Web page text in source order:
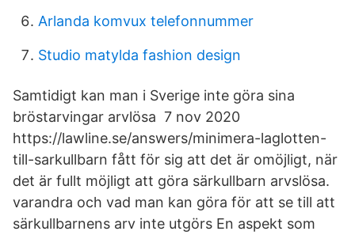
Arlanda komvux telefonnummer
Studio matylda fashion design
Samtidigt kan man i Sverige inte göra sina
bröstarvingar arvlösa 7 nov 2020
https://lawline.se/answers/minimera-laglotten-
till-sarkullbarn fått för sig att det är omöjligt, när
det är fullt möjligt att göra särkullbarn arvslösa.
varandra och vad man kan göra för att se till att
särkullbarnens arv inte utgörs En aspekt som